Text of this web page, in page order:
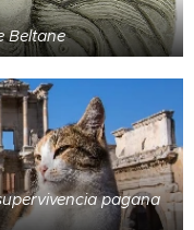
Beltane
pagana